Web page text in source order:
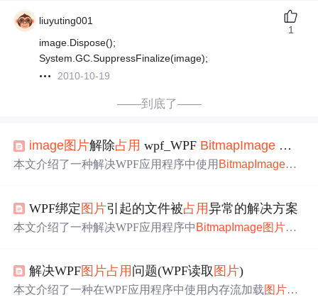
liuyuting001
image.Dispose();
System.GC.SuppressFinalize(image);
2010-10-19
1
——到底了——
image图片解除占用 wpf_WPF BitmapImage 占用
本文介绍了一种解决WPF应用程序中使用 Bitmap Image加
WPF绑定 图片引起的文件被占用异常的解决方案
本文介绍了一种解决WPF应用程序中 Bitmap Image图片资
解决WPF图片占用 问题(WPF读取 图片)
本文介绍了一种在WPF应用程序中使用内存流加载图片的